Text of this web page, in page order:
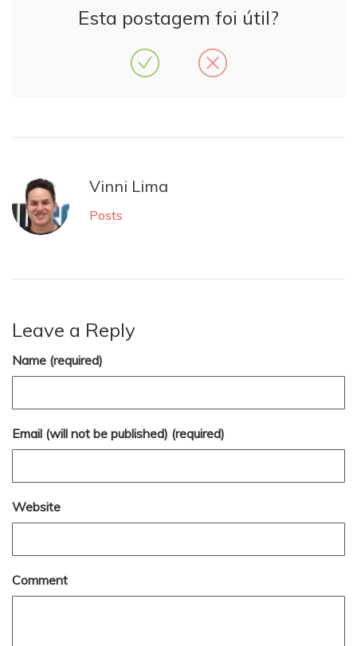
Esta postagem foi útil?
Vinni Lima
Posts
Leave a Reply
Name (required)
Email (will not be published) (required)
Website
Comment